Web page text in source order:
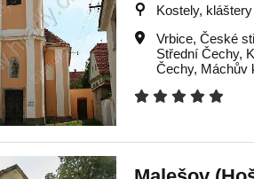
Kostely, kláštery
Vrbice, České
Střední Čechy,
Čechy, Máchův